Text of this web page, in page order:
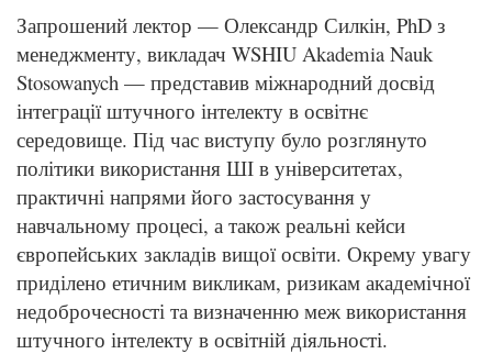
Запрошений лектор — Олександр Силкін, PhD з
менеджменту, викладач WSHIU Akademia Nauk
Stosowanych — представив міжнародний досвід
інтеграції штучного інтелекту в освітнє
середовище. Під час виступу було розглянуто
політики використання ШІ в університетах,
практичні напрями його застосування у
навчальному процесі, а також реальні кейси
європейських закладів вищої освіти. Окрему увагу
приділено етичним викликам, ризикам академічної
недоброчесності та визначенню меж використання
штучного інтелекту в освітній діяльності.